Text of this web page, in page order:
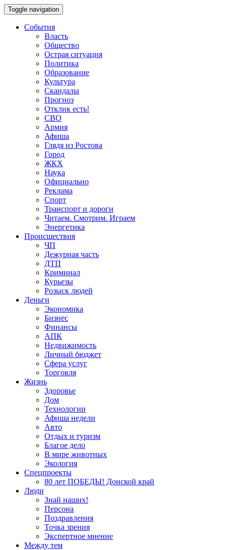
Toggle navigation
События
Власть
Общество
Острая ситуация
Политика
Образование
Культура
Скандалы
Прогноз
Отклик есть!
СВО
Армия
Афиша
Глядя из Ростова
Город
ЖКХ
Наука
Официально
Реклама
Спорт
Транспорт и дороги
Читаем. Смотрим. Играем
Энергетика
Происшествия
ЧП
Дежурная часть
ДТП
Криминал
Курьезы
Розыск людей
Деньги
Экономика
Бизнес
Финансы
АПК
Недвижимость
Личный бюджет
Сфера услуг
Торговля
Жизнь
Здоровье
Дом
Технологии
Афиша недели
Авто
Отдых и туризм
Благое дело
В мире животных
Экология
Спецпроекты
80 лет ПОБЕДЫ! Донской край
Люди
Знай наших!
Персона
Поздравления
Точка зрения
Экспертное мнение
Между тем